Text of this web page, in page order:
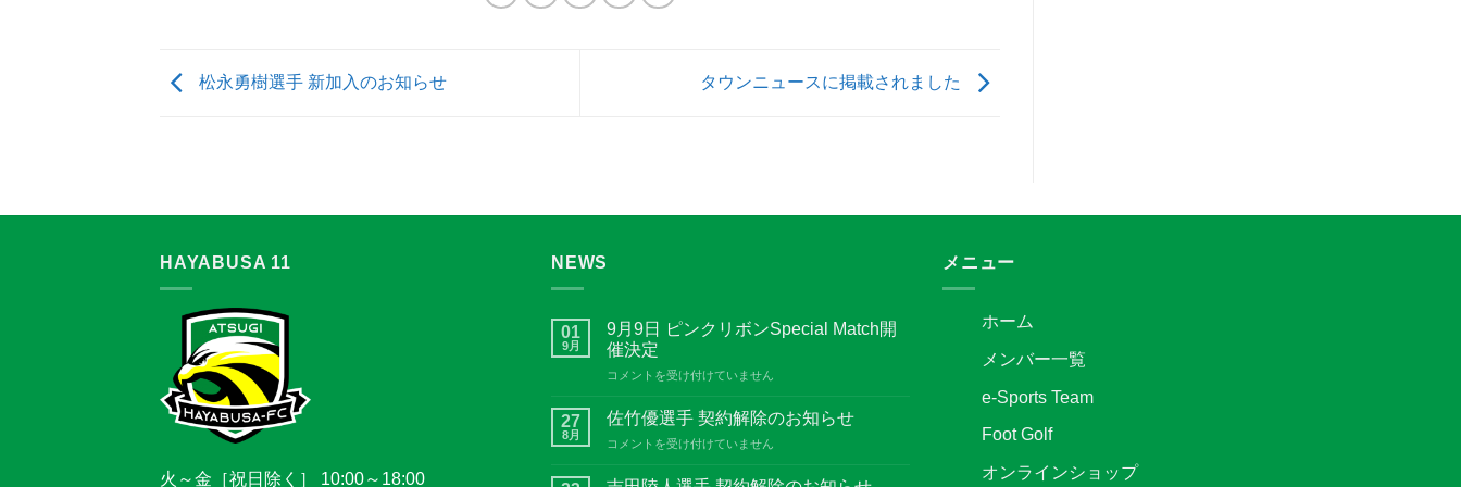
松永勇樹選手 新加入のお知らせ タウンニュースに掲載されました
HAYABUSA 11
火～金［祝日除く］ 10:00～18:00
NEWS
01
9月
9月9日 ピンクリボンSpecial Match開
催決定
9
9
日
ピ
コメントを受け付けていません
27
8月
佐竹優選手 契約解除のお知らせ
佐
優
コメントを受け付けていません
メニュー
ホーム
メンバー一覧
e-Sports Team
Foot Golf
オンラインショップ